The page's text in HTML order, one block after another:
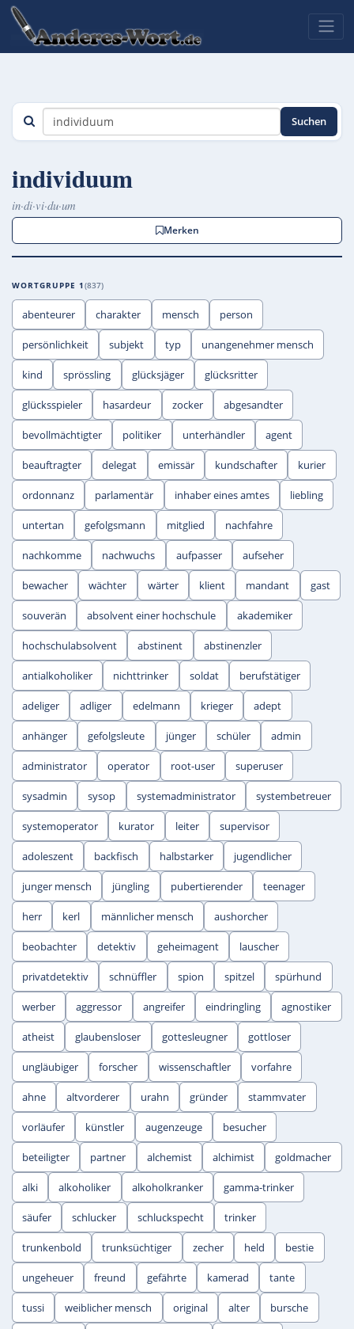
Suchen
individuum
in·di·vi·du·um
Merken
WORTGRUPPE 1 837
abenteurer charakter mensch person
persönlichkeit subjekt typ unangenehmer mensch
kind sprössling glücksjäger glücksritter
glücksspieler hasardeur zocker abgesandter
bevollmächtigter politiker unterhändler agent
beauftragter delegat emissär kundschafter kurier
ordonnanz parlamentär inhaber eines amtes liebling
untertan gefolgsmann mitglied nachfahre
nachkomme nachwuchs aufpasser aufseher
bewacher wächter wärter klient mandant gast
souverän absolvent einer hochschule akademiker
hochschulabsolvent abstinent abstinenzler
antialkoholiker nichttrinker soldat berufstätiger
adeliger adliger edelmann krieger adept
anhänger gefolgsleute jünger schüler admin
administrator operator root-user superuser
sysadmin sysop systemadministrator systembetreuer
systemoperator kurator leiter supervisor
adoleszent backfisch halbstarker jugendlicher
junger mensch jüngling pubertierender teenager
herr kerl männlicher mensch aushorcher
beobachter detektiv geheimagent lauscher
privatdetektiv schnüffler spion spitzel spürhund
werber aggressor angreifer eindringling agnostiker
atheist glaubensloser gottesleugner gottloser
ungläubiger forscher wissenschaftler vorfahre
ahne altvorderer urahn gründer stammvater
vorläufer künstler augenzeuge besucher
beteiligter partner alchemist alchimist goldmacher
alki alkoholiker alkoholkranker gamma-trinker
säufer schlucker schluckspecht trinker
trunkenbold trunksüchtiger zecher held bestie
ungeheuer freund gefährte kamerad tante
tussi weiblicher mensch original alter bursche